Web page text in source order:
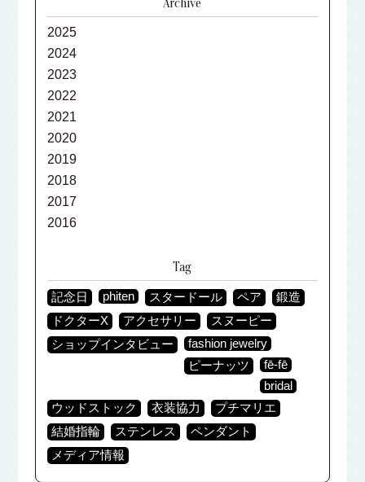
Archive
2025
2024
2023
2022
2021
2020
2019
2018
2017
2016
Tag
記念日 phiten スタードール ペア
鍛造
ドクターX
アクセサリー
スヌーピー
ショップインタビュー
fashion jewelry
ピーナッツ
fē-fē
bridal
ウッドストック
衣装協力
プチマリエ
結婚指輪
ステンレス
ペンダント
メディア情報